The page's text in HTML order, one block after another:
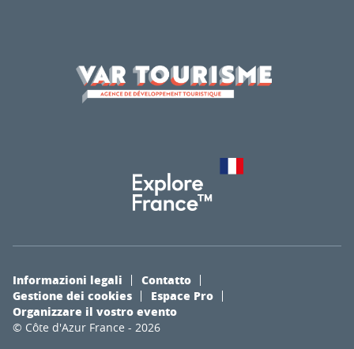
© Côte d'Azur France - 2026
Informazioni legali
Contatto
Gestione dei cookies
Espace Pro
Organizzare il vostro evento